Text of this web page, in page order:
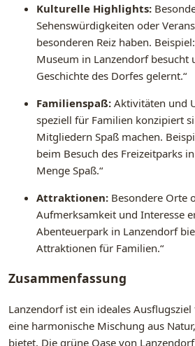
Kulturelle Highlights:
Sehenswürdigkeiten oder
besonderen Reiz haben.
Museum in Lanzendorf besucht
Geschichte des Dorfes gelernt.“
Familienspaß: Aktivitäten und
speziell für Familien konzipiert
Mitgliedern Spaß machen.
beim Besuch des Freizeitparks
Menge Spaß.“
Attraktionen: Besondere Orte
Aufmerksamkeit und Interesse
Abenteuerpark in Lanzendorf
Attraktionen für Familien.“
Zusammenfassung
Lanzendorf ist ein ideales
eine harmonische Mischung aus
bietet. Die grüne Oase von